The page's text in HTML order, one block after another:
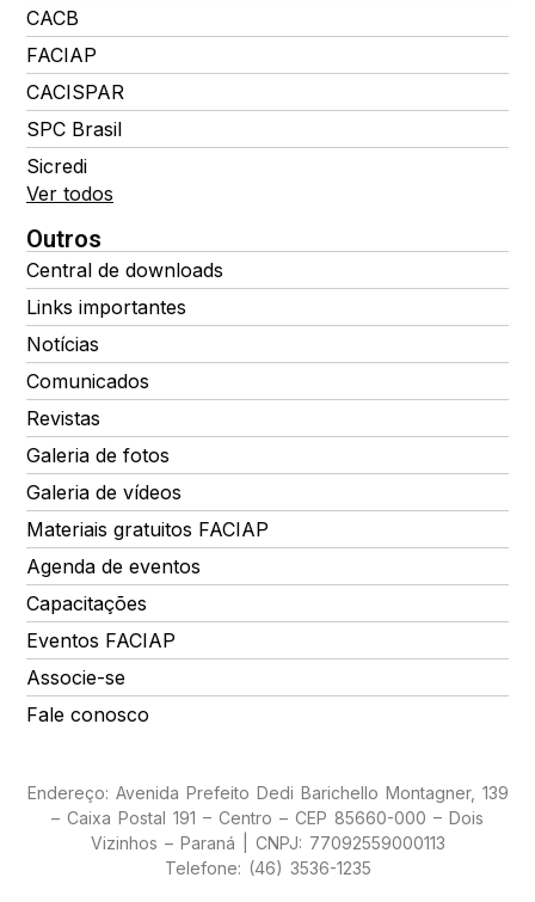
CACB
FACIAP
CACISPAR
SPC Brasil
Sicredi
Ver todos
Outros
Central de downloads
Links importantes
Notícias
Comunicados
Revistas
Galeria de fotos
Galeria de vídeos
Materiais gratuitos FACIAP
Agenda de eventos
Capacitações
Eventos FACIAP
Associe-se
Fale conosco
Endereço: Avenida Prefeito Dedi Barichello Montagner, 139
– Caixa Postal 191 – Centro – CEP 85660-000 – Dois
Vizinhos – Paraná | CNPJ: 77092559000113
Telefone: (46) 3536-1235